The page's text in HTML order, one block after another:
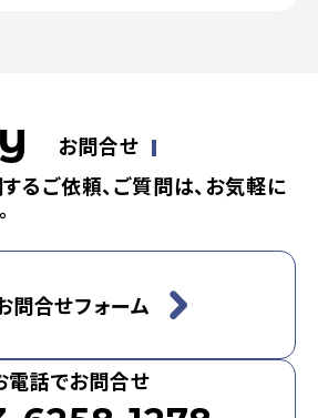
お問合せ
るご依頼、ご質問は、お気軽に
問合せフォーム
電話でお問合せ